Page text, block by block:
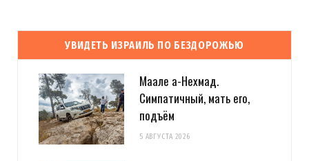
УВИДЕТЬ ИЗРАИЛЬ ПО БЕЗДОРОЖЬЮ
Маале а-Нехмад.
Симпатичный, мать его,
подъём
5 АВГУСТА 2026